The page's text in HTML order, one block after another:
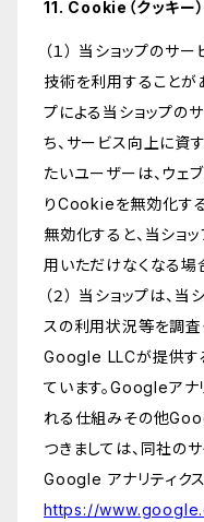
11. Cookie（クッキー
（１） 当ショップのサ
技術を利用することが
プによる当ショップの
ち、サービス向上に資
たいユーザーは、ウェ
りCookieを無効化す
無効化すると、当ショ
用いただけなくなる場
（２） 当ショップは、
スの利用状況等を調査
Google LLCが提供す
ています。Googleアナ
れる仕組みその他
つきましては、同社のサ
Google アナリティク
https://